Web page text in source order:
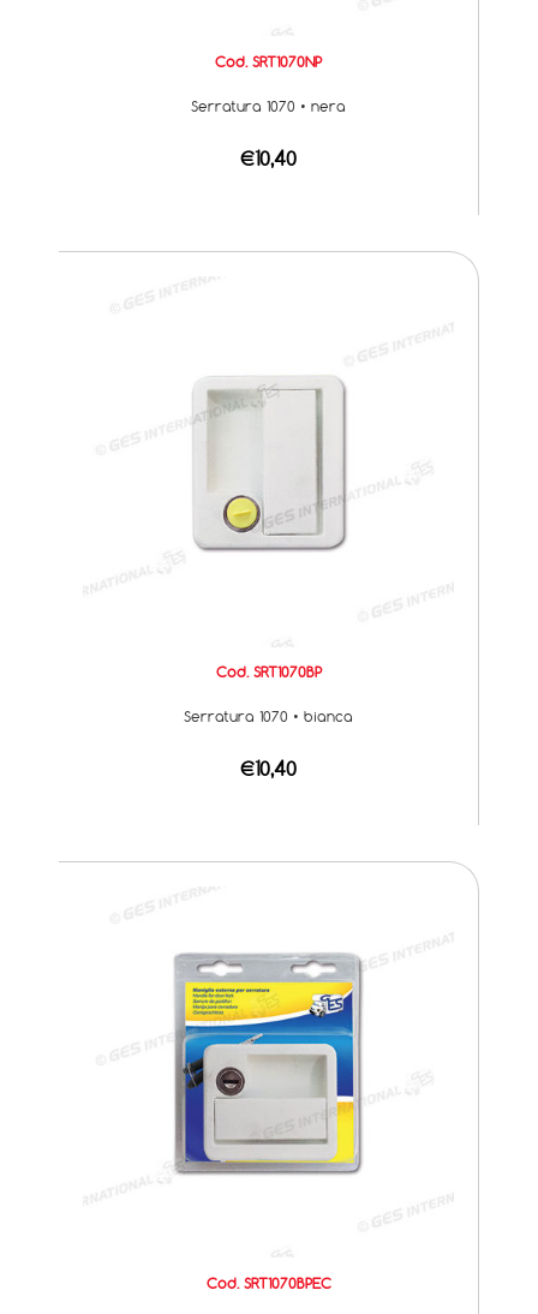
Cod. SRT1070NP
Serratura 1070 • nera
€10,40
Cod. SRT1070BP
Serratura 1070 • bianca
€10,40
Cod. SRT1070BPEC